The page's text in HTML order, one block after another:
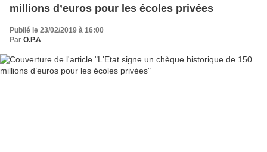
millions d’euros pour les écoles privées
Publié le 23/02/2019 à 16:00
Par O.P.A